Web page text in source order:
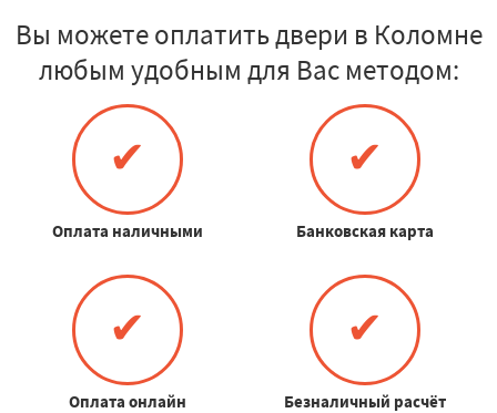
Вы можете оплатить двери в Коломне
любым удобным для Вас методом:
✔
Оплата наличными
✔
Банковская карта
✔
Оплата онлайн
✔
Безналичный расчёт